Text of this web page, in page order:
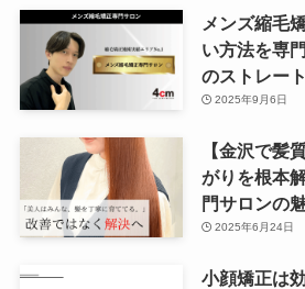
メンズ縮毛
い方法を専
のストレー
2025年9月6日
【金沢で髪
がりを根本
門サロンの
2025年6月24日
小顔矯正は